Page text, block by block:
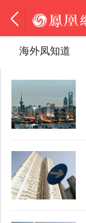
海外凤知道